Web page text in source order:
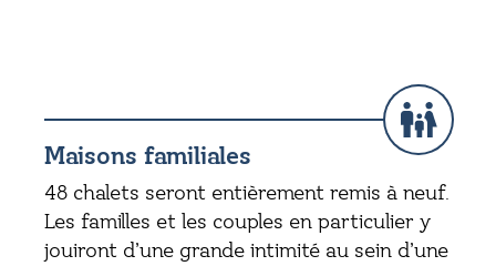
Maisons familiales
48 chalets seront entièrement remis à neuf.
Les familles et les couples en particulier y
jouiront d’une grande intimité au sein d’une